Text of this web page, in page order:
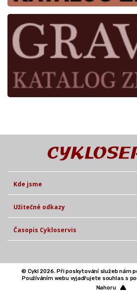
Kde jsme
Užitečné odkazy
Časopis Cykloservis
© Cykl 2026. Při poskytování služeb nám
Používáním webu vyjadřujete souhlas s
Nahoru